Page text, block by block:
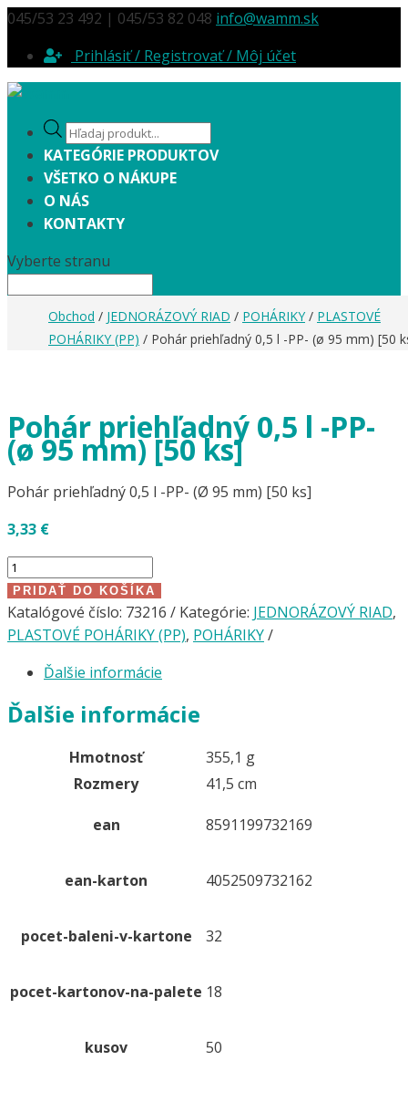
045/53 23 492 | 045/53 82 048 info@wamm.sk
Prihlásiť / Registrovať / Môj účet
Products
search
KATEGÓRIE PRODUKTOV
VŠETKO O NÁKUPE
O NÁS
KONTAKTY
Vyberte stranu
Obchod / JEDNORÁZOVÝ RIAD / POHÁRIKY/ PLASTOVÉ
POHÁRIKY (PP) / Pohár priehľadný 0,5 l -PP- (ø 95 mm) [50
Pohár priehľadný 0,5 l -PP-
(ø 95 mm) [50 ks]
Pohár priehľadný 0,5 l -PP- (Ø 95 mm) [50 ks]
3,33 €
množstvo
Pohár
priehľadný
0,5
PP-
(ø
PRIDAŤ DO KOŠÍKA
Katalógové číslo: 73216 Kategórie: JEDNORÁZOVÝ RIAD,
PLASTOVÉ POHÁRIKY (PP), POHÁRIKY
Ďalšie informácie
Ďalšie informácie
Hmotnosť
355,1 g
Rozmery
41,5 cm
ean 8591199732169
ean-karton 4052509732162
pocet-baleni-v-kartone 32
pocet-kartonov-na-palete 18
kusov 50